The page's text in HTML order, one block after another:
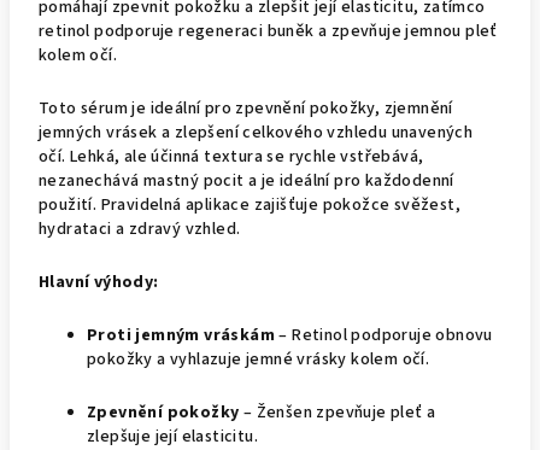
pomáhají zpevnit pokožku a zlepšit její elasticitu, zatímco
retinol podporuje regeneraci buněk a zpevňuje jemnou pleť
kolem očí.
Toto sérum je ideální pro zpevnění pokožky, zjemnění
jemných vrásek a zlepšení celkového vzhledu unavených
očí. Lehká, ale účinná textura se rychle vstřebává,
nezanechává mastný pocit a je ideální pro každodenní
použití. Pravidelná aplikace zajišťuje pokožce svěžest,
hydrataci a zdravý vzhled.
Hlavní výhody:
Proti jemným vráskám – Retinol podporuje obnovu
pokožky a vyhlazuje jemné vrásky kolem očí.
Zpevnění pokožky – Ženšen zpevňuje pleť a
zlepšuje její elasticitu.